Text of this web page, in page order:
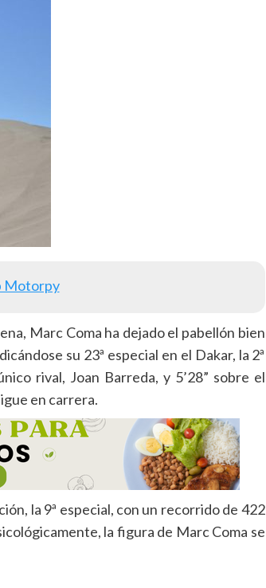
Motorpy
Marc Coma ha dejado el pabellón bien
su 23ª especial en el Dakar, la 2ª
rival, Joan Barreda, y 5’28” sobre el
en carrera.
la 9ª especial, con un recorrido de 422
la figura de Marc Coma se